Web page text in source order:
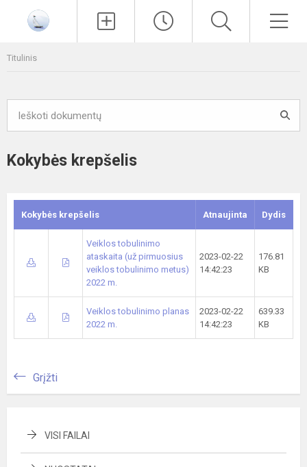
Titulinis
Kokybės krepšelis
Kokybės krepšelis Atnaujinta Dydis
Veiklos tobulinimo
ataskaita (už pirmuosius
veiklos tobulinimo metus)
2022 m.
2023-02-22
14:42:23
176.81
KB
Veiklos tobulinimo planas
2022 m.
2023-02-22
14:42:23
639.33
KB
Grįžti
VISI FAILAI